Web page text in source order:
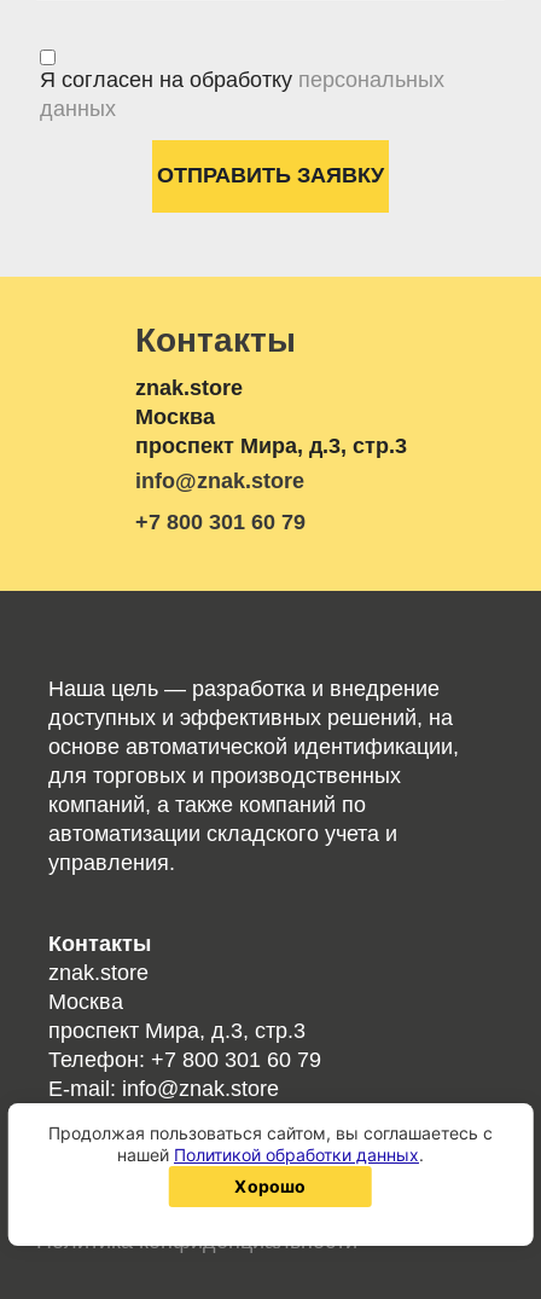
Я согласен на обработку персональных
данных
Контакты
znak.store
Москва
проспект Мира, д.3, стр.3
info@znak.store
+7 800 301 60 79
Наша цель — разработка и внедрение
доступных и эффективных решений, на
основе автоматической идентификации,
для торговых и производственных
компаний, а также компаний по
автоматизации складского учета и
управления.
Контакты
znak.store
Москва
проспект Мира, д.3, стр.3
Телефон: +7 800 301 60 79
E-mail: info@znak.store
Ссылки
Справочник кодов/ГОСТов
QR-код онлайн
Политика конфиденциальности
Продолжая пользоваться сайтом, вы соглашаетесь с
нашей Политикой обработки данных.
хорошо